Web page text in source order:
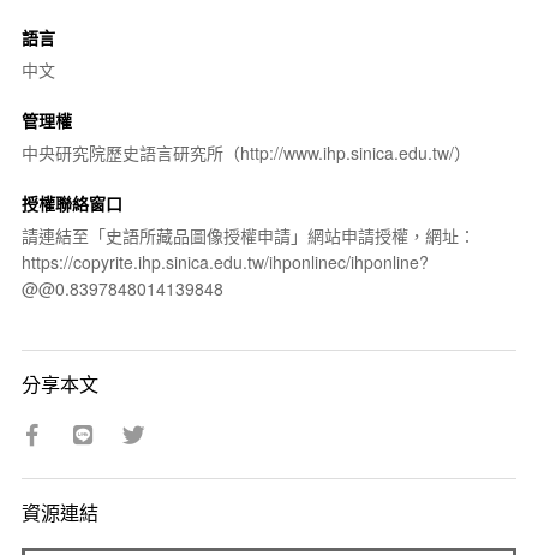
語言
中文
管理權
中央研究院歷史語言研究所（http://www.ihp.sinica.edu.tw/）
授權聯絡窗口
請連結至「史語所藏品圖像授權申請」網站申請授權，網址：
https://copyrite.ihp.sinica.edu.tw/ihponlinec/ihponline?
@@0.8397848014139848
分享本文
資源連結